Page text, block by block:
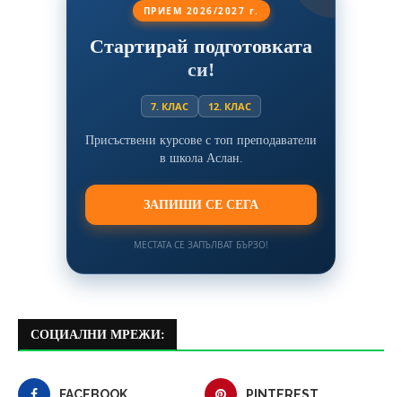
ПРИЕМ 2026/2027 г.
Стартирай подготовката
си!
7. КЛАС 12. КЛАС
Присъствени курсове с топ преподаватели
в школа Аслан.
ЗАПИШИ СЕ СЕГА
МЕСТАТА СЕ ЗАПЪЛВАТ БЪРЗО!
СОЦИАЛНИ МРЕЖИ: